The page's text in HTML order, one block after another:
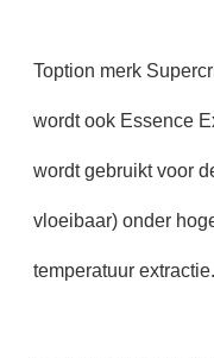
Toption merk
wordt ook Essence
wordt gebruikt voor
vloeibaar) onder
temperatuur extractie.